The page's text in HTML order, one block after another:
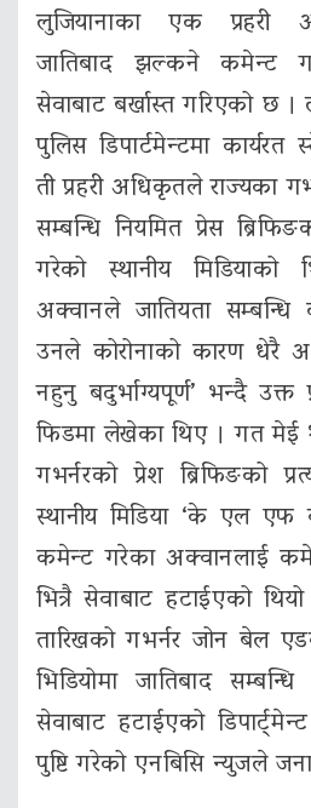
लुजियानाका एक
जातिबाद झल्कने कमेन्ट
सेवाबाट बर्खास्त गरिएको छ ।
पुलिस डिपार्टमेन्टमा
ती प्रहरी अधिकृतले राज्यका
सम्बन्धि नियमित प्रेस
गरेको स्थानीय मिडियाको
अक्वानले जातियता
उनले कोरोनाको कारण धेरै
नहुनु बदुर्भाग्यपूर्ण’ भन्दै उक्त
फिडमा लेखेका थिए । गत मेई
गभर्नरको प्रेश ब्रिफिङको
स्थानीय मिडिया ‘के एल एफ
कमेन्ट गरेका अक्वानलाई
भित्रै सेवाबाट हटाईएको
तारिखको गभर्नर जोन बेल
भिडियोमा जातिबाद
सेवाबाट हटाईएको
पुष्टि गरेको एनबिसि न्युजले